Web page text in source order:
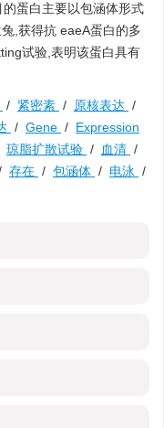
蛋白主要以包涵体形式
,获得抗 eaeA蛋白的多
试验,表明该蛋白具有
/ 紧密素 / 原核表达 /
/ Gene / Expression
琼脂扩散试验 / 血清 /
存在 / 包涵体 / 电泳 /